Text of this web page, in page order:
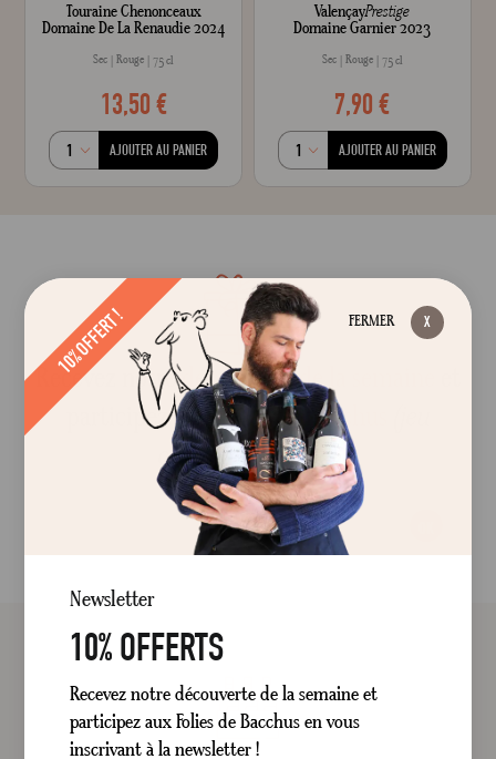
Touraine Chenonceaux
Domaine De La Renaudie 2024
Sec Rouge 75 cl
13,50 €
AJOUTER AU PANIER
ValençayPrestige
Domaine Garnier 2023
Sec Rouge 75 cl
7,90 €
AJOUTER AU PANIER
Recevez notredécouverte de la semaine
participez auxFolies de Bacchus
concours mensuel)
FERMER
10% OFFERT !
Newsletter
10% OFFERTS
Recevez notre découverte de la semaine et
participez aux Folies de Bacchus en vous
inscrivant à la newsletter !